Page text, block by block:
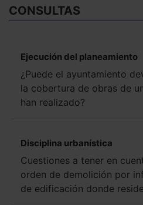
CONSULTAS
Ejecución del planeamiento
¿Puede el ayuntamiento
la cobertura de obras de
han realizado?
Disciplina urbanística
Cuestiones a tener en
orden de demolición por
de edificación donde